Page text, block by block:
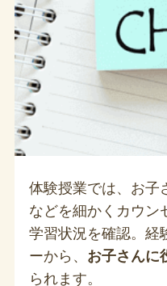
体験授業では、お子
などを細かくカウン
学習状況を確認。経
ーから、 お子さんに
られます。